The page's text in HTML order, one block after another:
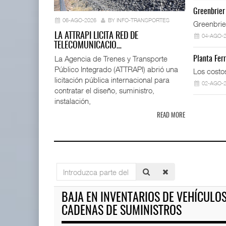
06-AGO-2026 BY INFO-TRANSPORTES
LA ATTRAPI LICITA RED DE
TELECOMUNICACIO…
La Agencia de Trenes y Transporte
Público Integrado (ATTRAPI) abrió una
licitación pública internacional para
contratar el diseño, suministro,
instalación,
READ MORE
04-AGO-
Planta
Los
02-AGO-
Introduzca
parte
del
título
BAJA EN INVENTARIOS DE
CADENAS DE SUMINISTROS
AMANAC, treinta y nueve años
navegando el cam ...
05 AGO 2026
TMAZ eleva 77% movimiento de
carga suelta y s ...
05 AGO 2026
La
06 AGO
05 AGO 2026
APM Terminals incrementa
05 AGO 2026